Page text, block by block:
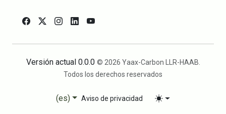
Versión actual 0.0.0 © 2026 Yaax-Carbon LLR-HAAB.
Todos los derechos reservados
(es) Aviso de privacidad